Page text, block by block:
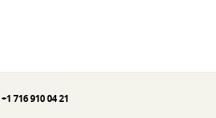
+1 716 910 04 21